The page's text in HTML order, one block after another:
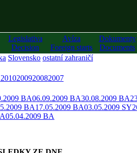
Legislativa
Decision
Avíza
Foreign starts
Dokumenty
Documents
Slovensko ostatní zahraničí
2010200920082007
BA06.09.2009 BA30.08.2009 BA
BA17.05.2009 BA03.05.2009 SY
05.04.2009 BA